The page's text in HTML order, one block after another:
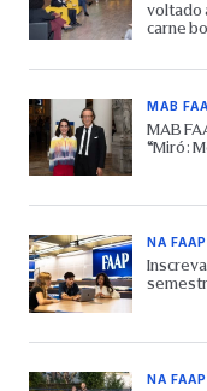
voltado
carne
MAB
MAB
“Miró:
NA FAAP
NA FAAP